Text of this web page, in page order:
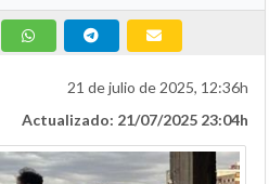
21 de julio de 2025, 12:36h
Actualizado: 21/07/2025 23:04h